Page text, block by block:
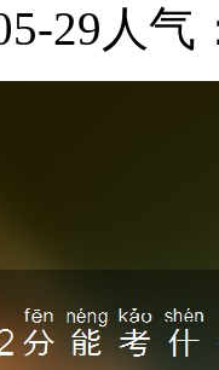
29 人气